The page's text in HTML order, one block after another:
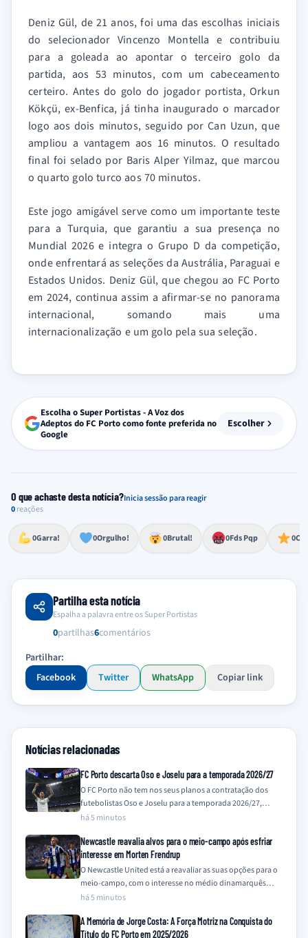
Deniz Gül, de 21 anos, foi uma das escolhas iniciais
do selecionador Vincenzo Montella e contribuiu
para a goleada ao apontar o terceiro golo da
partida, aos 53 minutos, com um cabeceamento
certeiro. Antes do golo do jogador portista, Orkun
Kökçü, ex-Benfica, já tinha inaugurado o marcador
logo aos dois minutos, seguido por Can Uzun, que
ampliou a vantagem aos 16 minutos. O resultado
final foi selado por Baris Alper Yilmaz, que marcou
o quarto golo turco aos 70 minutos.
Este jogo amigável serve como um importante teste
para a Turquia, que garantiu a sua presença no
Mundial 2026 e integra o Grupo D da competição,
onde enfrentará as seleções da Austrália, Paraguai e
Estados Unidos. Deniz Gül, que chegou ao FC Porto
em 2024, continua assim a afirmar-se no panorama
internacional, somando mais uma
internacionalização e um golo pela sua seleção.
Escolha o Super Portistas - A Voz dos
Adeptos do FC Porto como fonte preferida no
Google
Escolher
O que achaste desta notícia?Inicia sessão para reagir
0reações
0Garra!
Esforço, determinação, aprovação forte
0Orgulho!
Lealdade, amor clubístico, sentimento profundo
0Brutal!
Impressionante, chocante, de grande impacto 0Fds Pqp
Reação de desespero, raiva, frustração ou espanto extremo 0
Excelência, destaque, o melhor
Partilha esta notícia
Espalha a palavra entre os Super Portistas
0partilhas6comentários
Partilhar:
Facebook
Twitter WhatsApp Copiar link
Notícias relacionadas
FC Porto descarta Oso e Joselu para a temporada 2026/27
O FC Porto não tem nos seus planos a contratação dos
futebolistas Oso e Joselu para a temporada 2026/27,
contrariando recentes especulações…
há 5 minutos
Newcastle reavalia alvos para o meio-campo após esfriar
interesse em Morten Frendrup
O Newcastle United está a reavaliar as suas opções para o
meio-campo, com o interesse no médio dinamarquês
Morten Frendrup, do Génova,…
há 5 minutos
A Memória de Jorge Costa: A Força Motriz na Conquista do
Título do FC Porto em 2025/2026